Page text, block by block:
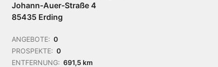
Johann-Auer-Straße 4
85435 Erding
ANGEBOTE: 0
PROSPEKTE: 0
ENTFERNUNG: 691,5 km